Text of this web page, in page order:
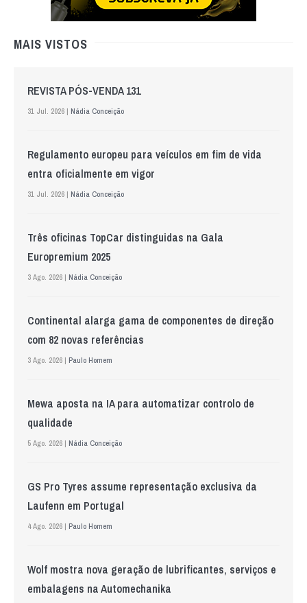
MAIS VISTOS
REVISTA PÓS-VENDA 131
31 Jul. 2026 | Nádia Conceição
Regulamento europeu para veículos em fim de vida
entra oficialmente em vigor
31 Jul. 2026 | Nádia Conceição
Três oficinas TopCar distinguidas na Gala
Europremium 2025
3 Ago. 2026 | Nádia Conceição
Continental alarga gama de componentes de direção
com 82 novas referências
3 Ago. 2026 | Paulo Homem
Mewa aposta na IA para automatizar controlo de
qualidade
5 Ago. 2026 | Nádia Conceição
GS Pro Tyres assume representação exclusiva da
Laufenn em Portugal
4 Ago. 2026 | Paulo Homem
Wolf mostra nova geração de lubrificantes, serviços e
embalagens na Automechanika